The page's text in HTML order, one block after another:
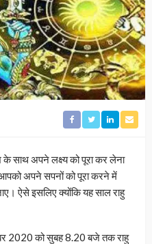
साथ अपने लक्ष्य को पूरा कर लेना
अपने सपनों को पूरा करने में
ऐसे इसलिए क्योंकि यह साल राहु
2020 को सुबह 8.20 बजे तक राहु